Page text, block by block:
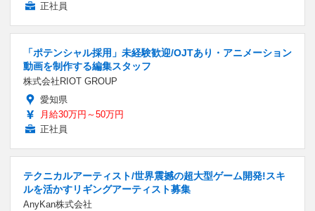
正社員
「ポテンシャル採用」未経験歓迎/OJTあり・アニメーション
動画を制作する編集スタッフ
株式会社RIOT GROUP
愛知県
月給30万円～50万円
正社員
テクニカルアーティスト/世界震撼の超大型ゲーム開発!スキ
ルを活かすリギングアーティスト募集
AnyKan株式会社